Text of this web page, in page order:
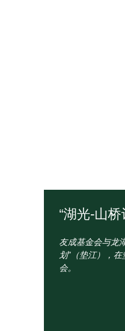
“湖光-山
友成基金会与龙
划”（垫江），
会。